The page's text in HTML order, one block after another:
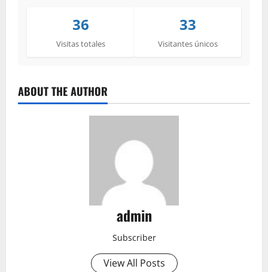
36
Visitas totales
33
Visitantes únicos
ABOUT THE AUTHOR
admin
Subscriber
View All Posts